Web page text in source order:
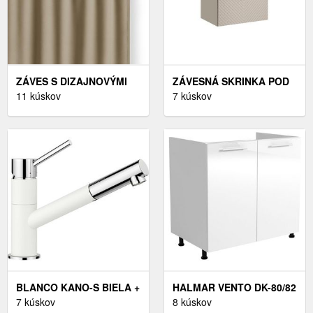
ZÁVES S DIZAJNOVÝMI
PÚTKAMI CARLI 140X250
11 kúskov
ZÁVESNÁ SKRINKA POD
UMÝVADLO VIVA KAŠMÍR
7 kúskov
BLANCO KANO-S BIELA +
DODATOČNÁ EXTRA
7 kúskov
HALMAR VENTO DK-80/82
DREZOVÁ KUCHYNSKÁ
8 kúskov